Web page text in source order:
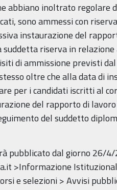
abbiano inoltrato regolare
sono ammessi con
instaurazione del
riserva in
di ammissione previsti
oltre che alla data di
per i candidati iscritti al
del rapporto di
del suddetto
pubblicato dal giorno 26/
>Informazione
e selezioni > Avvisi